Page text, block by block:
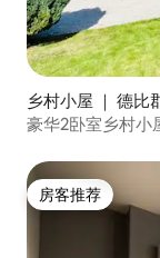
乡村小屋 ｜ 德比
豪华2卧室乡村小
房客推荐
房客推荐